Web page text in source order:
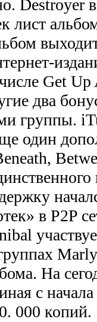
Destroyer
лист
Get
два
группы.
один
в P2P
На
с
000 копий.